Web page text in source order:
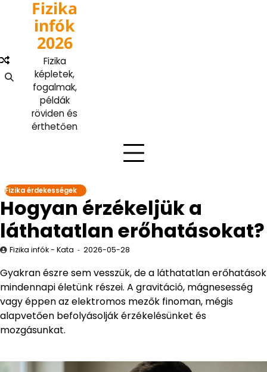
content
Fizika
infók
2026
Fizika
képletek,
fogalmak,
példák
röviden és
érthetően
Fizika érdekességek
Hogyan érzékeljük a
láthatatlan erőhatásokat?
Fizika infók - Kata 2026-05-28
Gyakran észre sem vesszük, de a láthatatlan erőhatások
mindennapi életünk részei. A gravitáció, mágnesesség
vagy éppen az elektromos mezők finoman, mégis
alapvetően befolyásolják érzékelésünket és
mozgásunkat.